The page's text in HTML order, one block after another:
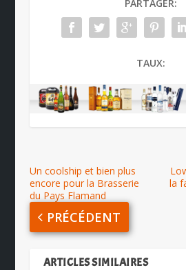
PARTAGER:
TAUX:
Un coolship et bien plus
encore pour la Brasserie
du Pays Flamand
PRÉCÉDENT
la
ARTICLES SIMILAIRES